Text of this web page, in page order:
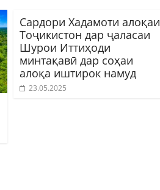
Сардори Хадамоти алоқаи
Тоҷикистон дар ҷаласаи
Шурои Иттиҳоди
минтақавӣ дар соҳаи
алоқа иштирок намуд
23.05.2025